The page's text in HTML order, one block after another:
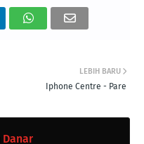
LEBIH BARU
Iphone Centre - Pare
Danar